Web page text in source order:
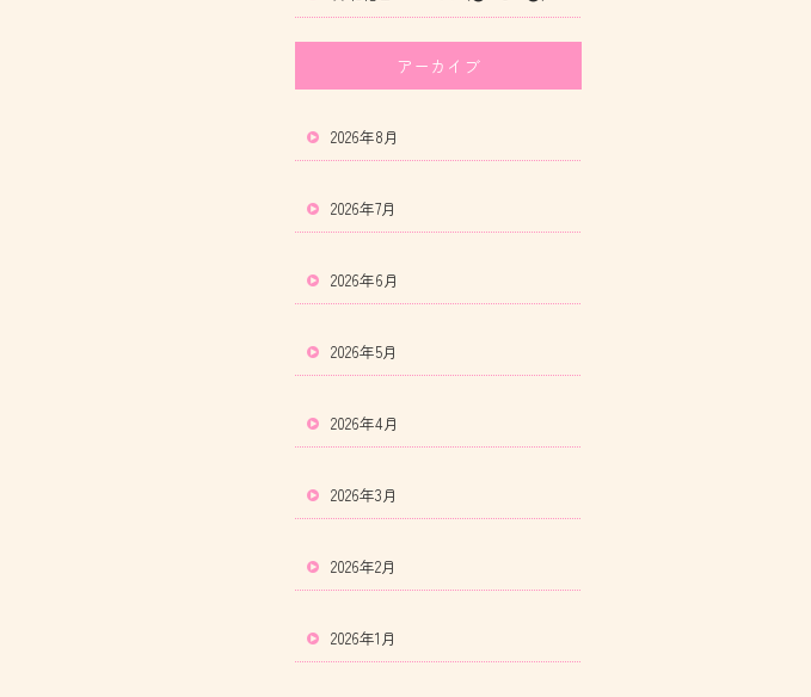
アーカイブ
2026年8月
2026年7月
2026年6月
2026年5月
2026年4月
2026年3月
2026年2月
2026年1月